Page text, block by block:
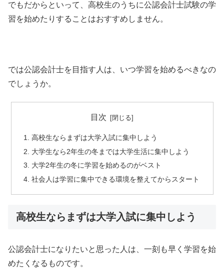
でもだからといって、高校生のうちに公認会計士試験の学
習を始めたりすることはおすすめしません。
では公認会計士を目指す人は、いつ学習を始めるべきなの
でしょうか。
目次
高校生ならまずは大学入試に集中しよう
大学生なら2年生の冬までは大学生活に集中しよう
大学2年生の冬に学習を始めるのがベスト
社会人は学習に集中できる環境を整えてからスタート
高校生ならまずは大学入試に集中しよう
公認会計士になりたいと思った人は、一刻も早く学習を始
めたくなるものです。